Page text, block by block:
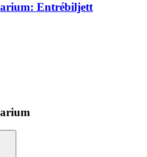
Entrébiljett